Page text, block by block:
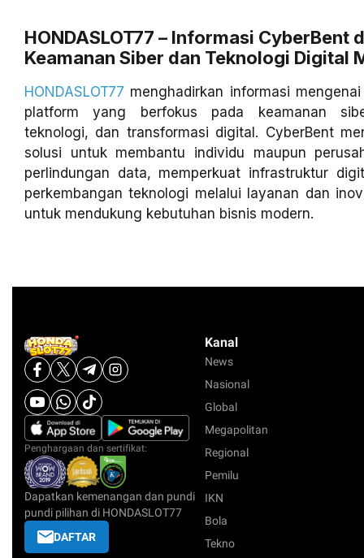
HONDASLOT77 – Informasi CyberBent
Keamanan Siber dan Teknologi Digital
HONDASLOT77 menghadirkan informasi
platform yang berfokus pada keamanan
teknologi, dan transformasi digital. CyberBent
solusi untuk membantu individu maupun
perlindungan data, memperkuat infrastruktur
perkembangan teknologi melalui layanan dan
untuk mendukung kebutuhan bisnis modern.
Penghargaan dan sertifikat:
Dapatkan kemenangan dan pundi
pundi pilihan di HONDASLOT77
DAFTAR
Kanal
News
Nasional
Global
Megapolitan
Regional
Pemilu
IKN
Bola
Tekno